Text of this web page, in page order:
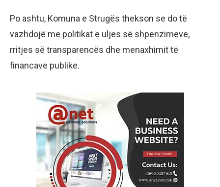
Po ashtu, Komuna e Strugës thekson se do të
vazhdojë me politikat e uljes së shpenzimeve,
rritjes së transparencës dhe menaxhimit të
financave publike.